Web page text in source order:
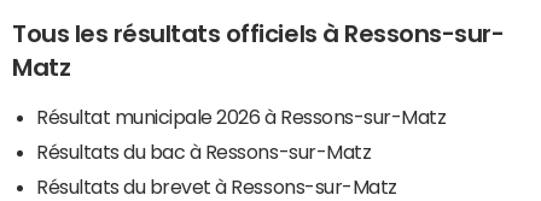
Tous les résultats officiels à Ressons-sur-
Matz
Résultat municipale 2026 à Ressons-sur-Matz
Résultats du bac à Ressons-sur-Matz
Résultats du brevet à Ressons-sur-Matz